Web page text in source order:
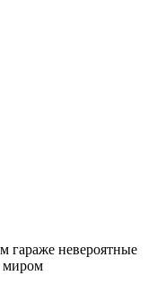
гараже невероятные
миром